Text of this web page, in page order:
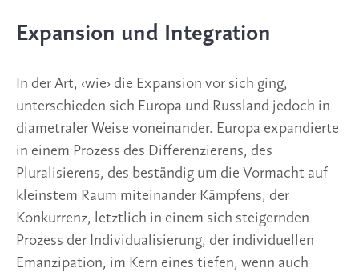
Expansion und Integration
In der Art, ‹wie› die Expansion vor sich ging,
unterschieden sich Europa und Russland jedoch in
diametraler Weise voneinander. Europa expandierte
in einem Prozess des Differenzierens, des
Pluralisierens, des beständig um die Vormacht auf
kleinstem Raum miteinander Kämpfens, der
Konkurrenz, letztlich in einem sich steigernden
Prozess der Individualisierung, der individuellen
Emanzipation, im Kern eines tiefen, wenn auch